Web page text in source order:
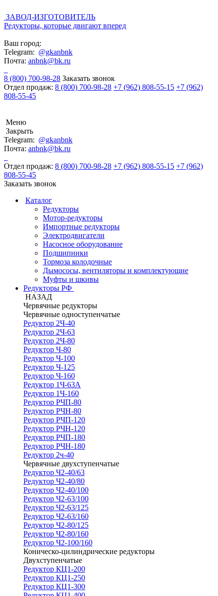
ЗАВОД-ИЗГОТОВИТЕЛЬ
Редукторы, которые двигают вперед
Ваш город:
Telegram: @gkanbnk
Почта: anbnk@bk.ru
8 (800) 700-98-28 Заказать звонок
Отдел продаж: 8 (800) 700-98-28 +7 (962) 808-55-15 +7 (962)
808-55-45
Меню
Закрыть
Telegram: @gkanbnk
Почта: anbnk@bk.ru
Отдел продаж: 8 (800) 700-98-28 +7 (962) 808-55-15 +7 (962)
808-55-45
Заказать звонок
Каталог
Редукторы
Мотор-редукторы
Импортные редукторы
Электродвигатели
Насосное оборудование
Подшипники
Тормоза колодочные
Дымососы, вентиляторы и комплектующие
Муфты и шкивы
Редукторы РФ
НАЗАД
Червячные редукторы
Червячные одноступенчатые
Редуктор 2Ч-40
Редуктор 2Ч-63
Редуктор 2Ч-80
Редуктор Ч-80
Редуктор Ч-100
Редуктор Ч-125
Редуктор Ч-160
Редуктор 1Ч-63А
Редуктор 1Ч-160
Редуктор РЧП-80
Редуктор РЧН-80
Редуктор РЧП-120
Редуктор РЧН-120
Редуктор РЧП-180
Редуктор РЧН-180
Редуктор 2ч-40
Червячные двухступенчатые
Редуктор Ч2-40/63
Редуктор Ч2-40/80
Редуктор Ч2-40/100
Редуктор Ч2-63/100
Редуктор Ч2-63/125
Редуктор Ч2-63/160
Редуктор Ч2-80/125
Редуктор Ч2-80/160
Редуктор Ч2-100/160
Коническо-цилиндрические редукторы
Двухступенчатые
Редуктор КЦ1-200
Редуктор КЦ1-250
Редуктор КЦ1-300